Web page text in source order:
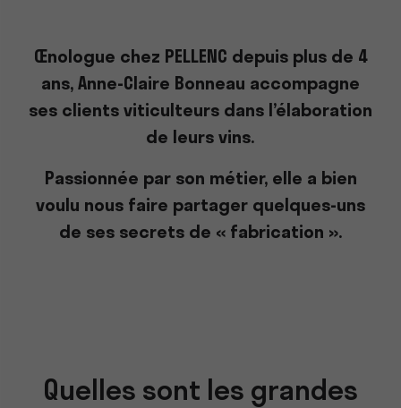
Œnologue chez PELLENC depuis plus de 4
ans, Anne-Claire Bonneau accompagne
ses clients viticulteurs dans l’élaboration
de leurs vins.
Passionnée par son métier, elle a bien
voulu nous faire partager quelques-uns
de ses secrets de « fabrication ».
Quelles sont les grandes